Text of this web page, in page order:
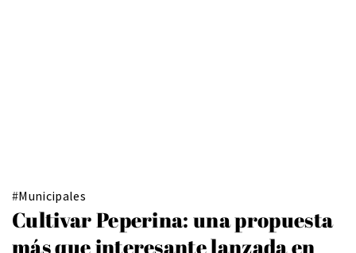
#Municipales
Cultivar Peperina: una propuesta
más que interesante lanzada en